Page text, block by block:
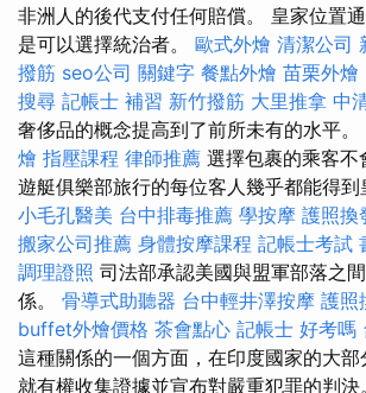
非洲人的後代支付任何賠償。 皇家位置
是可以選擇統治者。 歐式外燴 清潔公司
撥筋 seo公司 關鍵字 餐點外燴 苗栗外燴
搜尋 記帳士 補習 新竹撥筋 大里推拿 中
奢侈品的概念提高到了前所未有的水平。
燴 指壓課程 律師推薦 選擇包裹的乘客不
遊艇俱樂部旅行的每位客人幾乎都能得到
小毛孔醫美 台中排毒推薦 學按摩 護照換
搬家公司推薦 身體按摩課程 記帳士考試
調理證照 司法部承認美國與盟軍部落之
係。 骨導式助聽器 台中輕井澤按摩 護照
buffet外燴價格 茶會點心 記帳士 好考嗎
這種關係的一個方面，在印度國家的大
就有權收集證據並宣布對嚴重犯罪的判